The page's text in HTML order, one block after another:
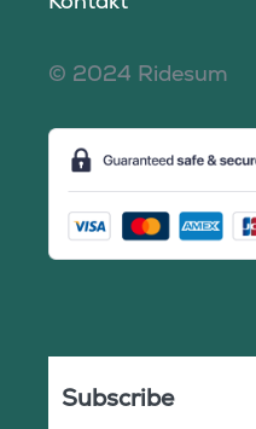
© 2024 Ridesum
Subscribe